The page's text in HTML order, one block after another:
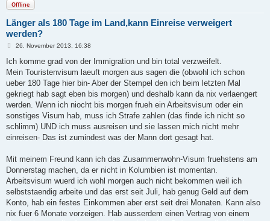
Offline
Länger als 180 Tage im Land,kann Einreise verweigert
werden?
B
i
r
a
26. November 2013, 16:38
Ich komme grad von der Immigration und bin total verzweifelt.
Mein Touristenvisum laeuft morgen aus sagen die (obwohl ich schon
ueber 180 Tage hier bin- Aber der Stempel den ich beim letzten Mal
gekriegt hab sagt eben bis morgen) und deshalb kann da nix verlaengert
werden. Wenn ich niocht bis morgen frueh ein Arbeitsvisum oder ein
sonstiges Visum hab, muss ich Strafe zahlen (das finde ich nicht so
schlimm) UND ich muss ausreisen und sie lassen mich nicht mehr
einreisen- Das ist zumindest was der Mann dort gesagt hat.
Mit meinem Freund kann ich das Zusammenwohn-Visum fruehstens am
Donnerstag machen, da er nicht in Kolumbien ist momentan.
Arbeitsvisum wuerd ich wohl morgen auch nicht bekommen weil ich
selbststaendig arbeite und das erst seit Juli, hab genug Geld auf dem
Konto, hab ein festes Einkommen aber erst seit drei Monaten. Kann also
nix fuer 6 Monate vorzeigen. Hab ausserdem einen Vertrag von einem